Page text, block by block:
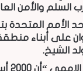
السلم والأمن
الأمم المتحدة
على أبناء
الشيخ.
وجاء